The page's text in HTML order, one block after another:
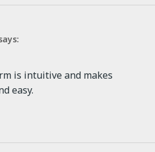
is intuitive and makes
easy.